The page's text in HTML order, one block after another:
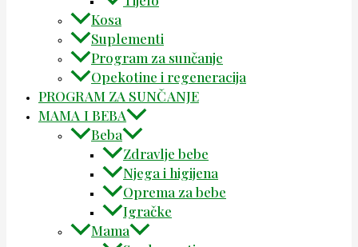
Kosa
Suplementi
Program za sunčanje
Opekotine i regeneracija
PROGRAM ZA SUNČANJE
MAMA I BEBA
Beba
Zdravlje bebe
Njega i higijena
Oprema za bebe
Igračke
Mama